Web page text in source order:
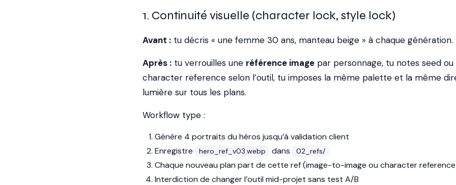
1. Continuité visuelle (character lock, style lock)
Avant : tu décris « une femme 30 ans, manteau beige » à chaque génération.
Après : tu verrouilles une référence image par personnage, tu notes seed ou
character reference selon l’outil, tu imposes la même palette et la même
lumière sur tous les plans.
Workflow type :
Génère 4 portraits du héros jusqu’à validation client
Enregistre
hero_ref_v03.webp dans 02_refs/
Chaque nouveau plan part de cette ref (image-to-image ou character
Interdiction de changer l’outil mid-projet sans test A/B